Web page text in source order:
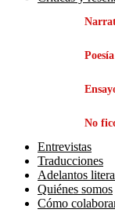
Poesía
No
Entrevistas
Traducciones
Adelantos
Quiénes somos
Cómo